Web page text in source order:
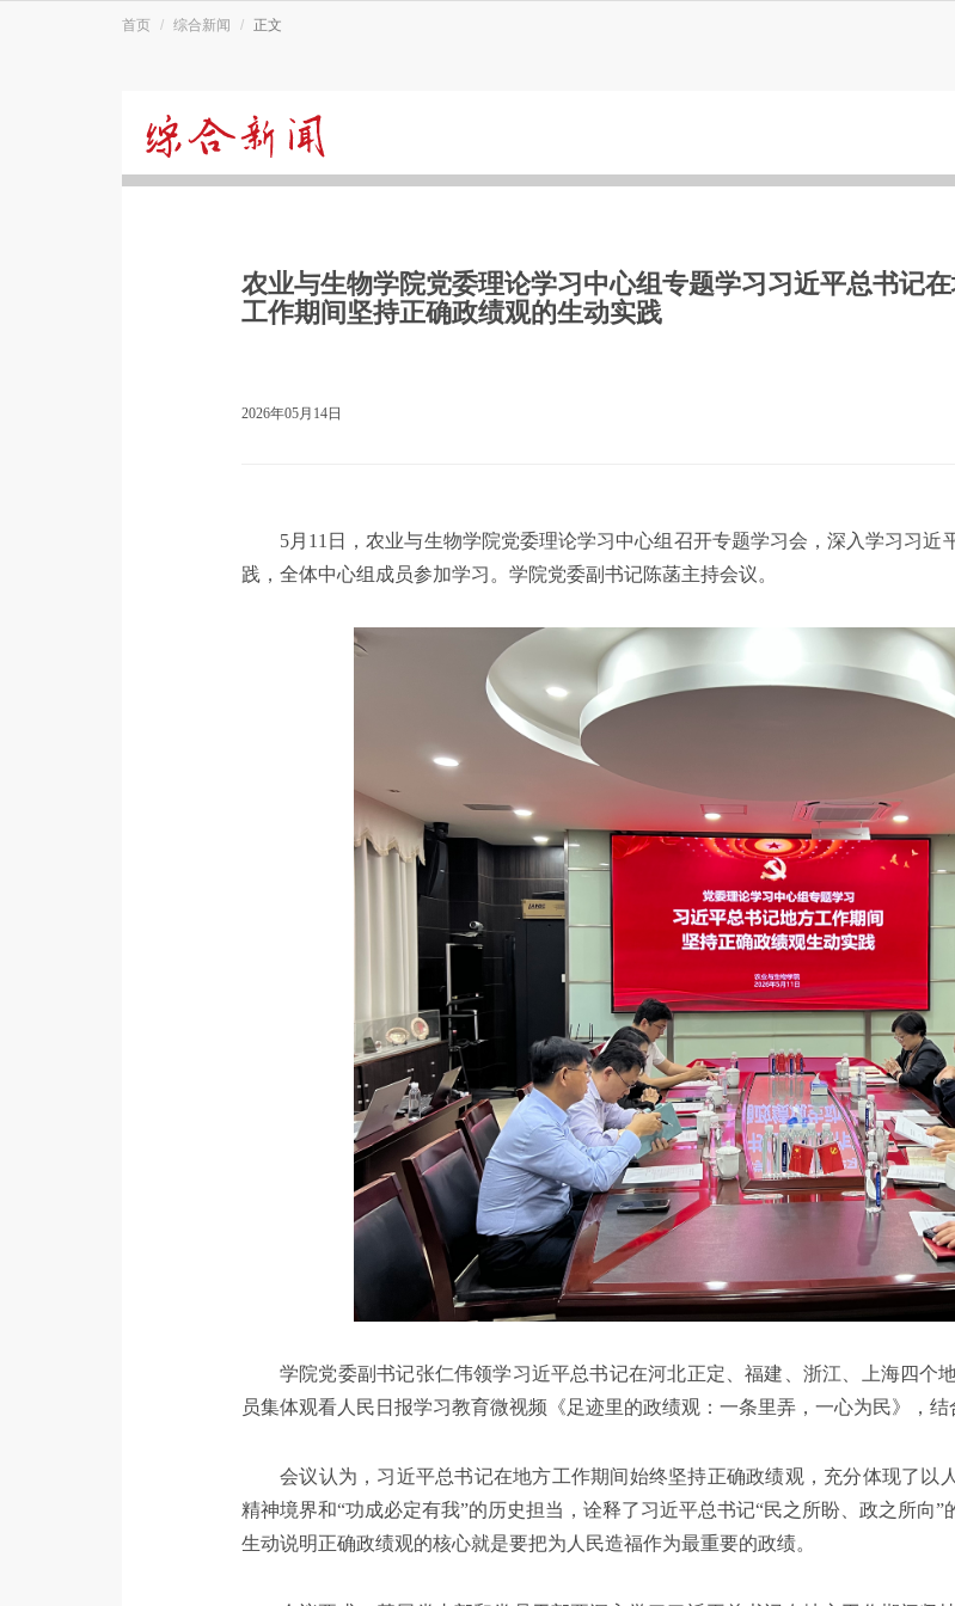
首页 综合新闻 正文
新
农业与生物学院党委理论学习中心组专题学习习近平总书记
工作期间坚持正确政绩观的生动实践
2026年05月14日
5月11日，农业与生物学院党委理论学习中心组召开专题学习会，深入学习习
践，全体中心组成员参加学习。学院党委副书记陈菡主持会议。
学院党委副书记张仁伟领学习近平总书记在河北正定、福建、浙江、上海四个
员集体观看人民日报学习教育微视频《足迹里的政绩观：一条里弄，一心为民》，结
会议认为，习近平总书记在地方工作期间始终坚持正确政绩观，充分体现了以
精神境界和“功成必定有我”的历史担当，诠释了习近平总书记“民之所盼、政之所向
生动说明正确政绩观的核心就是要把为人民造福作为最重要的政绩。